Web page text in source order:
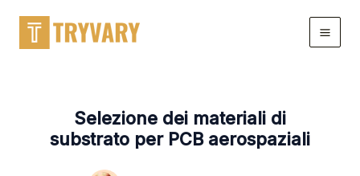
contenuto
Selezione dei materiali di
substrato per PCB aerospaziali